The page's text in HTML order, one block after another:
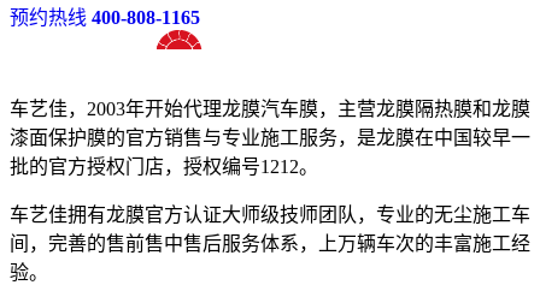
预约热线 400-808-1165
车艺佳，2003年开始代理龙膜汽车膜，主营龙膜隔热膜和龙膜
漆面保护膜的官方销售与专业施工服务，是龙膜在中国较早一
批的官方授权门店，授权编号1212。
车艺佳拥有龙膜官方认证大师级技师团队，专业的无尘施工车
间，完善的售前售中售后服务体系，上万辆车次的丰富施工经
验。